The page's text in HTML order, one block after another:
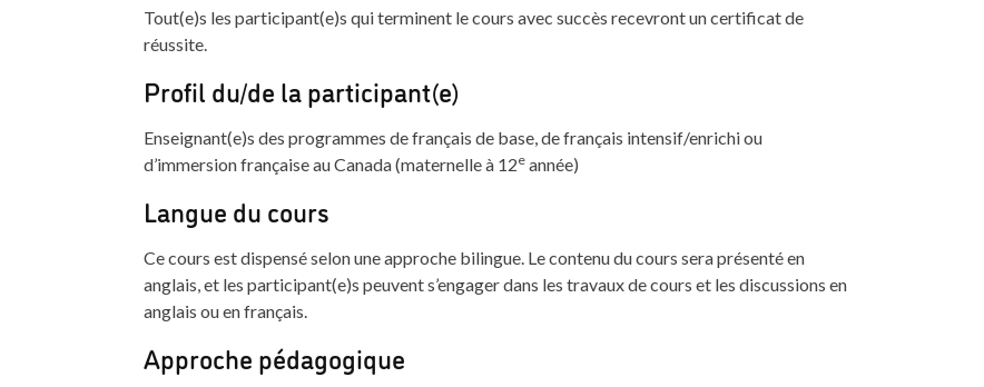
Tout(e)s les participant(e)s qui terminent le cours avec succès recevront un certificat de
réussite.
Profil du/de la participant(e)
Enseignant(e)s des programmes de français de base, de français intensif/enrichi ou
d’immersion française au Canada (maternelle à 12eannée)
Langue du cours
Ce cours est dispensé selon une approche bilingue. Le contenu du cours sera présenté en
anglais, et les participant(e)s peuvent s’engager dans les travaux de cours et les discussions en
anglais ou en français.
Approche pédagogique